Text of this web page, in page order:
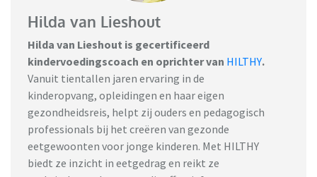
Hilda van Lieshout
Hilda van Lieshout is gecertificeerd
kindervoedingscoach en oprichter van HILTHY.
Vanuit tientallen jaren ervaring in de
kinderopvang, opleidingen en haar eigen
gezondheidsreis, helpt zij ouders en pedagogisch
professionals bij het creëren van gezonde
eetgewoonten voor jonge kinderen. Met HILTHY
biedt ze inzicht in eetgedrag en reikt ze